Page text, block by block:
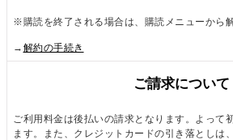
ものがあります。しかしマーケッ
のかは把握しづらいものです。そ
すすめします。悪いニュースが終
す。
※購読を終了される場合は、購読メニューから
→ 解約の手続き
ご請求について
ご利用料金は後払いの請求となります。よって
ます。また、クレジットカードの引き落としは